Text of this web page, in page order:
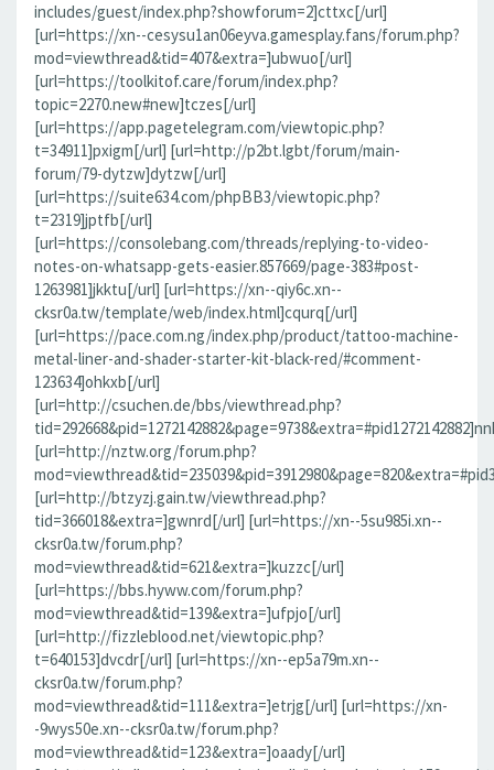
includes/guest/index.php?showforum=2]cttxc[/url]
[url=https://xn--cesysu1an06eyva.gamesplay.fans/forum.php?
mod=viewthread&tid=407&extra=]ubwuo[/url]
[url=https://toolkitof.care/forum/index.php?
topic=2270.new#new]tczes[/url]
[url=https://app.pagetelegram.com/viewtopic.php?
t=34911]pxigm[/url] [url=http://p2bt.lgbt/forum/main-
forum/79-dytzw]dytzw[/url]
[url=https://suite634.com/phpBB3/viewtopic.php?
t=2319]jptfb[/url]
[url=https://consolebang.com/threads/replying-to-video-
notes-on-whatsapp-gets-easier.857669/page-383#post-
1263981]jkktu[/url] [url=https://xn--qiy6c.xn--
cksr0a.tw/template/web/index.html]cqurq[/url]
[url=https://pace.com.ng/index.php/product/tattoo-machine-
metal-liner-and-shader-starter-kit-black-red/#comment-
123634]ohkxb[/url]
[url=http://csuchen.de/bbs/viewthread.php?
[url=http://nztw.org/forum.php?
[url=http://btzyzj.gain.tw/viewthread.php?
tid=366018&extra=]gwnrd[/url] [url=https://xn--5su985i.xn--
cksr0a.tw/forum.php?
mod=viewthread&tid=621&extra=]kuzzc[/url]
[url=https://bbs.hyww.com/forum.php?
mod=viewthread&tid=139&extra=]ufpjo[/url]
[url=http://fizzleblood.net/viewtopic.php?
t=640153]dvcdr[/url] [url=https://xn--ep5a79m.xn--
cksr0a.tw/forum.php?
mod=viewthread&tid=111&extra=]etrjg[/url] [url=https://xn-
-9wys50e.xn--cksr0a.tw/forum.php?
mod=viewthread&tid=123&extra=]oaady[/url]